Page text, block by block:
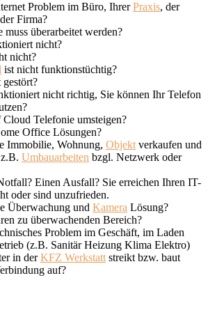
Problem im Büro, IhrerPraxis, der
Firma?
muss überarbeitet werden?
nicht?
nicht?
ist nicht funktionstüchtig?
nicht richtig, Sie können Ihr Telefon
Cloud Telefonie umsteigen?
Office Lösungen?
Immobilie, Wohnung, Objekt verkaufen und
Umbauarbeiten bzgl. Netzwerk oder
Einen Ausfall? Sie erreichen Ihren IT-
oder sind unzufrieden.
Überwachung und Kamera Lösung?
zu überwachenden Bereich?
Problem im Geschäft, im Laden
(z.B. Sanitär Heizung Klima Elektro)
in derKFZ Werkstatt streikt bzw. baut
auf?